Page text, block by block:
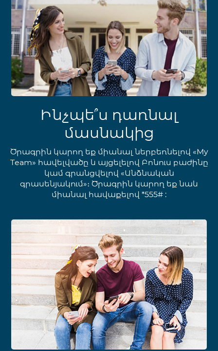
Ինչպե՞ս դառնալ
մասնակից
Ծրագրին կարող եք միանալ ներբեռնելով «My
Team» հավելվածը և այցելելով Բոնուս բաժինը
կամ գրանցվելով «Անձնական
գրասենյակում»։ Ծրագրին կարող եք նաև
միանալ հավաքելով *555# :